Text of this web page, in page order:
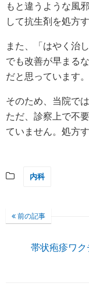
もと違うような風
して抗生剤を処方
また、「はやく治
でも改善が早まる
だと思っています。
そのため、当院で
ただ、診察上で不
ていません。処方
内科
前の記事
帯状疱疹ワク